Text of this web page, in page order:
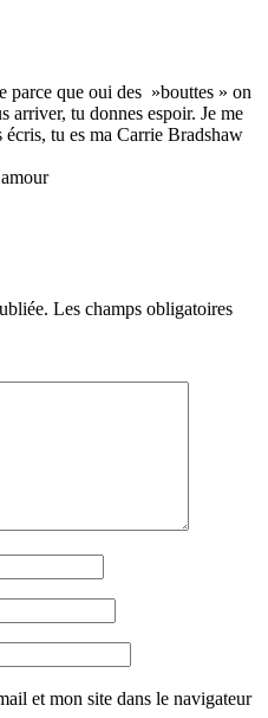
parce que oui des »bouttes » on
arriver, tu donnes espoir. Je me
écris, tu es ma Carrie Bradshaw
Les champs obligatoires
et mon site dans le navigateur